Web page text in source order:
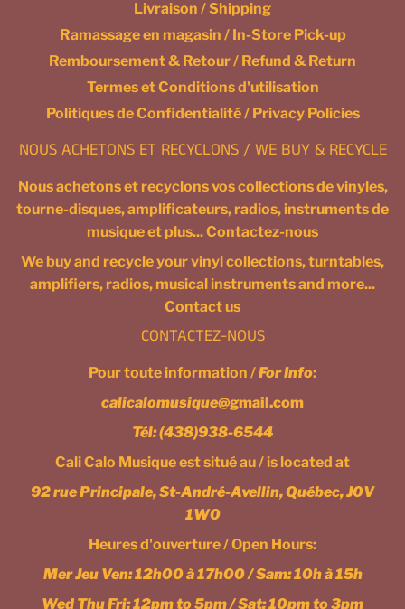
Livraison / Shipping
Ramassage en magasin / In-Store Pick-up
Remboursement & Retour / Refund & Return
Termes et Conditions d'utilisation
Politiques de Confidentialité / Privacy Policies
NOUS ACHETONS ET RECYCLONS / WE BUY & RECYCLE
Nous achetons et recyclons vos collections de vinyles,
tourne-disques, amplificateurs, radios, instruments de
musique et plus... Contactez-nous
We buy and recycle your vinyl collections, turntables,
amplifiers, radios, musical instruments and more...
Contact us
CONTACTEZ-NOUS
Pour toute information /For Info:
calicalomusique@gmail.com
Tél:(438)938-6544
Cali Calo Musique est situé au / is located at
92 rue Principale, St-André-Avellin, Québec, J0V
1W0
Heures d'ouverture / Open Hours:
Mer Jeu Ven: 12h00 à 17h00 / Sam: 10h à 15h
Wed Thu Fri: 12pm to 5pm / Sat: 10pm to 3pm